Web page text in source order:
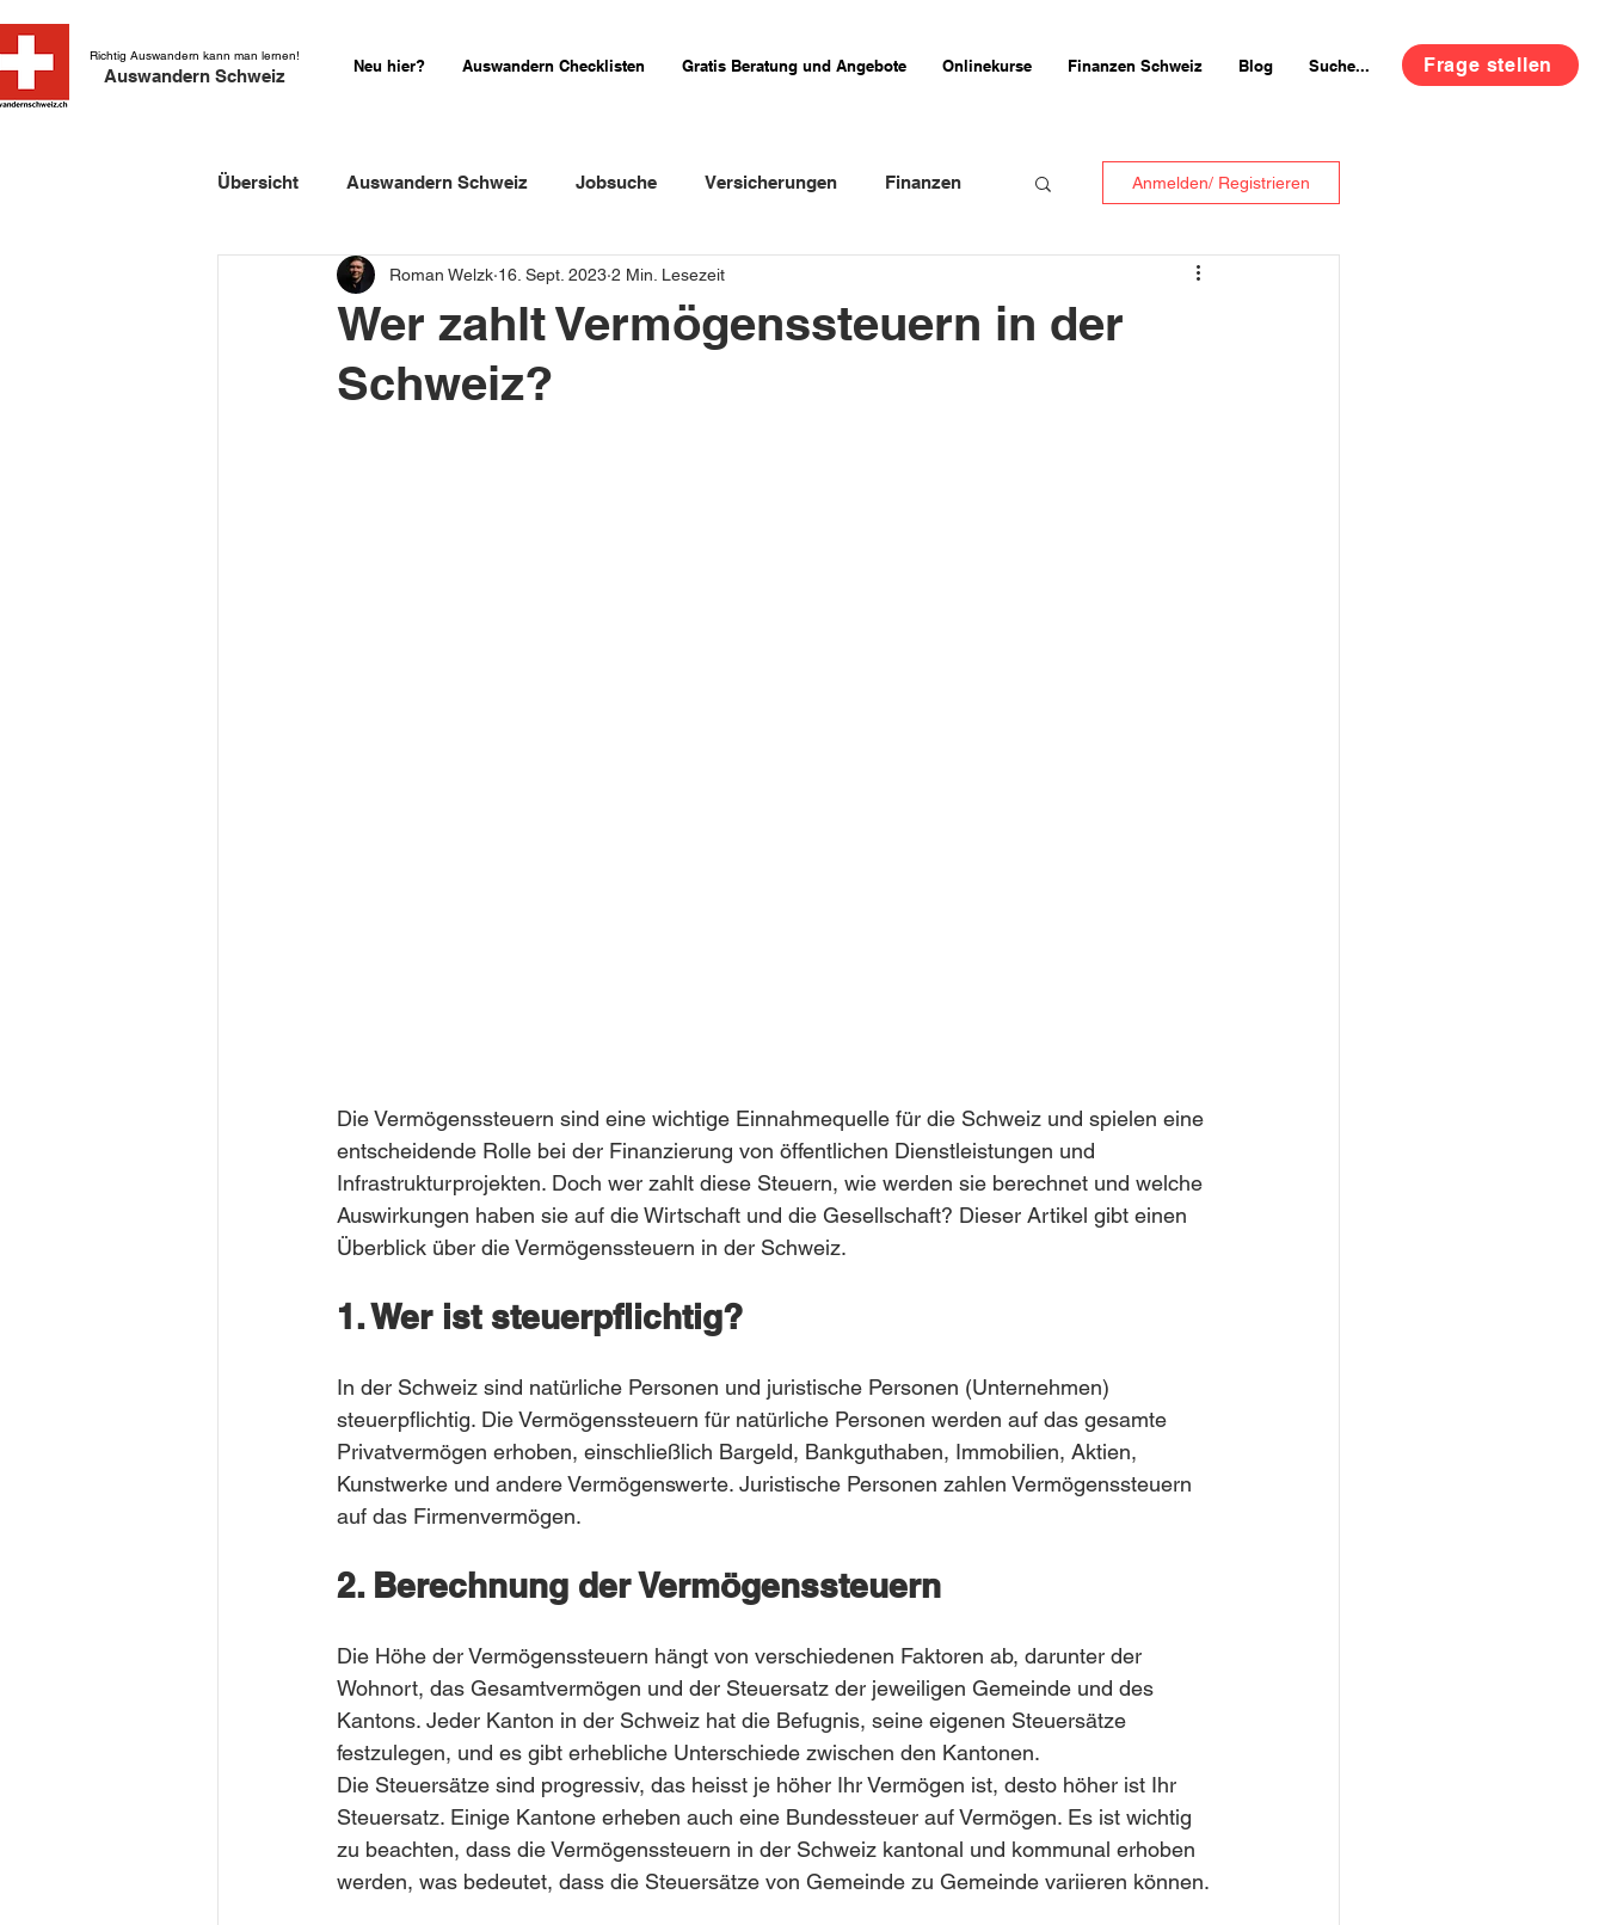
Richtig Auswandern kann man lernen!
Auswandern Schweiz Neu hier? Auswandern Checklisten Gratis Beratung und Angebote Onlinekurse Finanzen Schweiz Blog Suche... Frage stellen
Übersicht Auswandern Schweiz Jobsuche Versicherungen Finanzen
Einbürgerung Schweiz Schweizer Firmenportraits
Schweizer Kurzgeschichten Erfahrungsberichte
Anmelden/ Registrieren
Wer zahlt Vermögenssteuern in der
Schweiz?
Roman Welzk 16. Sept. 2023 2 Min. Lesezeit
Die Vermögenssteuern sind eine wichtige Einnahmequelle für die Schweiz und spielen eine
entscheidende Rolle bei der Finanzierung von öffentlichen Dienstleistungen und
Infrastrukturprojekten. Doch wer zahlt diese Steuern, wie werden sie berechnet und welche
Auswirkungen haben sie auf die Wirtschaft und die Gesellschaft? Dieser Artikel gibt einen
Überblick über die Vermögenssteuern in der Schweiz.
1. Wer ist steuerpflichtig?
In der Schweiz sind natürliche Personen und juristische Personen (Unternehmen)
steuerpflichtig. Die Vermögenssteuern für natürliche Personen werden auf das gesamte
Privatvermögen erhoben, einschließlich Bargeld, Bankguthaben, Immobilien, Aktien,
Kunstwerke und andere Vermögenswerte. Juristische Personen zahlen Vermögenssteuern
auf das Firmenvermögen.
2. Berechnung der Vermögenssteuern
Die Höhe der Vermögenssteuern hängt von verschiedenen Faktoren ab, darunter der
Wohnort, das Gesamtvermögen und der Steuersatz der jeweiligen Gemeinde und des
Kantons. Jeder Kanton in der Schweiz hat die Befugnis, seine eigenen Steuersätze
festzulegen, und es gibt erhebliche Unterschiede zwischen den Kantonen.
Die Steuersätze sind progressiv, das heisst je höher Ihr Vermögen ist, desto höher ist Ihr
Steuersatz. Einige Kantone erheben auch eine Bundessteuer auf Vermögen. Es ist wichtig
zu beachten, dass die Vermögenssteuern in der Schweiz kantonal und kommunal erhoben
werden, was bedeutet, dass die Steuersätze von Gemeinde zu Gemeinde variieren können.